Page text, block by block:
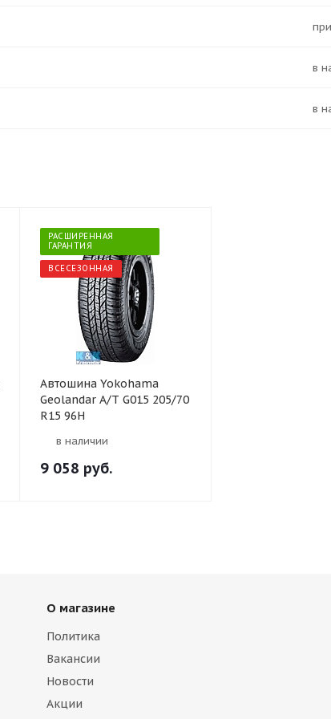
в
в
РАСШИРЕННАЯ
ГАРАНТИЯ
ВСЕСЕЗОННАЯ
Автошина Yokohama
Geolandar A/T G015 205/70
R15 96H
в наличии
9 058 руб.
О магазине
Политика
Вакансии
Новости
Акции